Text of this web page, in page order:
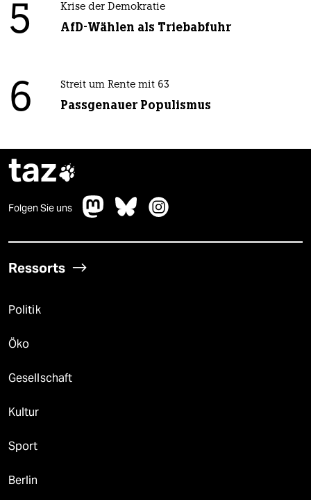
5 Krise der Demokratie
AfD-Wählen als Triebabfuhr
6 Streit um Rente mit 63
Passgenauer Populismus
taz
Folgen Sie uns
Ressorts
Politik
Öko
Gesellschaft
Kultur
Sport
Berlin